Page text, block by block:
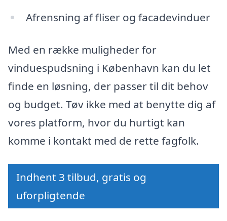
Afrensning af fliser og facadevinduer
Med en række muligheder for
vinduespudsning i København kan du let
finde en løsning, der passer til dit behov
og budget. Tøv ikke med at benytte dig af
vores platform, hvor du hurtigt kan
komme i kontakt med de rette fagfolk.
Indhent 3 tilbud, gratis og
uforpligtende